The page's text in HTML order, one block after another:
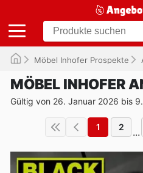
Möbel Inhofer Prospekte
MÖBEL INHOFER
Gültig von 26. Januar 2026 bis
1 2 ...